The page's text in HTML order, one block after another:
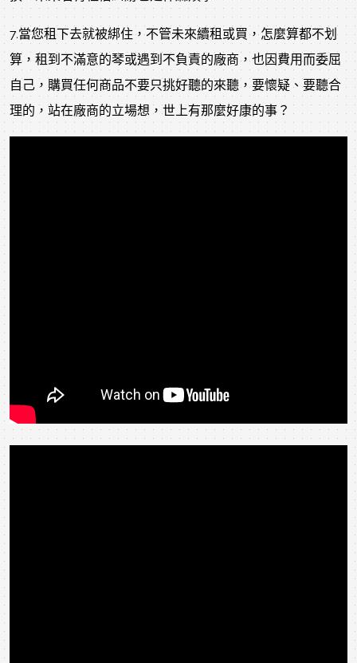
7.當您租下去就被綁住，不管未來續租或買，怎麼算都不划
算，租到不滿意的琴或遇到不負責的廠商，也因費用而委屈
自己，購買任何商品不要只挑好聽的來聽，要懷疑、要聽合
理的，站在廠商的立場想，世上有那麼好康的事？